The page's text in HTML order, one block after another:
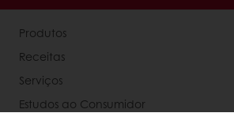
Produtos
Receitas
Serviços
Estudos ao Consumidor